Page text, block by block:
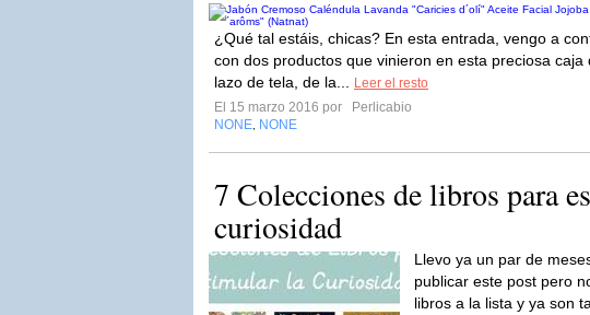
¿Qué tal estáis, chicas? En esta entrada, vengo a
con dos productos que vinieron en esta preciosa caja
lazo de tela, de la...
Leer el resto
El 15 marzo 2016 por
Perlicabio
NONE NONE
7 Colecciones de libros para
curiosidad
Llevo ya un par de
publicar este post pero
libros a la lista y ya son